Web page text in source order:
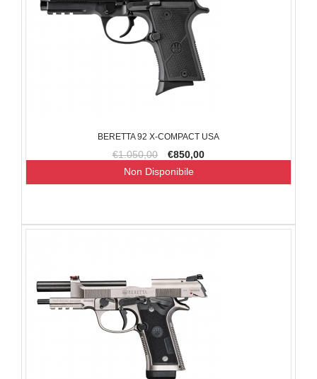
BERETTA 92 X-COMPACT USA
€1.050,00 €850,00
Non Disponibile